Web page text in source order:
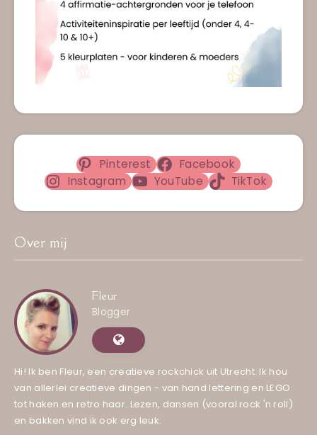
Pinterest
Facebook
Instagram
YouTube TikTok
Over mij
Fleur
Blogger
Hi! Ik ben Fleur, een creatieve rockchick uit Utrecht. Ik hou
van allerlei creatieve dingen - van hand lettering en LEGO
tot haken en retro haar. Lezen, dansen (vooral rock 'n roll)
en bakken vind ik ook erg leuk.